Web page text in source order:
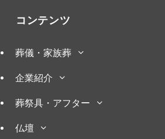
コンテンツ
葬儀・家族葬
企業紹介
葬祭具・アフター
仏壇